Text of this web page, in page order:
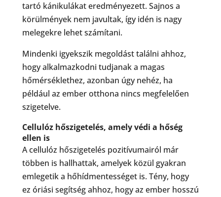
tartó kánikulákat eredményezett. Sajnos a
körülmények nem javultak, így idén is nagy
melegekre lehet számítani.
Mindenki igyekszik megoldást találni ahhoz,
hogy alkalmazkodni tudjanak a magas
hőmérséklethez, azonban úgy nehéz, ha
például az ember otthona nincs megfelelően
szigetelve.
Cellulóz hőszigetelés, amely védi a hőség
ellen is
A cellulóz hőszigetelés pozitívumairól már
többen is hallhattak, amelyek közül gyakran
emlegetik a hőhídmentességet is. Tény, hogy
ez óriási segítség ahhoz, hogy az ember hosszú